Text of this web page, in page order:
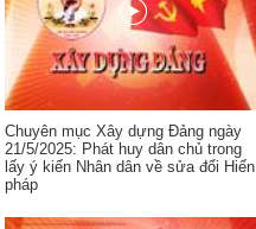
Chuyên mục Xây dựng Đảng ngày
21/5/2025: Phát huy dân chủ trong
lấy ý kiến Nhân dân về sửa đổi Hiến
pháp